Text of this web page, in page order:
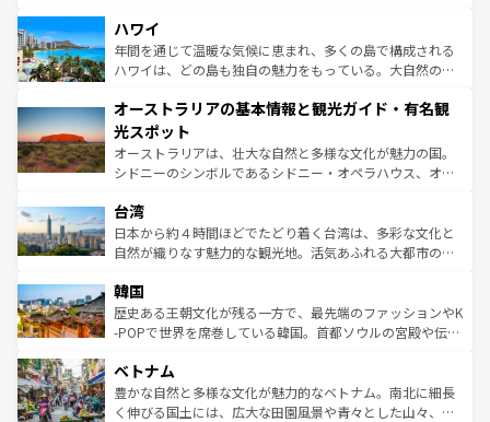
着のスイス情報は
のような巨大都市は、観光、ショッピング、エンターテイ
ンメントが詰まった刺激的なスポットだ。一方、アメリカ
西部には大自然が広がり、グランドキャニオンやイエロー
部のニューオーリンズでは、音楽と美食が融合した独特の
文化が魅力。旅行者はアメリカの各地域で異なる魅力を楽
しみながら、その多様性と豊かな歴史を感じることができ
るだろう。車でのロードトリップや列車の旅も、アメリカ
情報は
ハワイ
年間を通じて温暖な気候に恵まれ、多くの島で構成される
ハワイは、どの島も独自の魅力をもっている。大自然の神
ワイ島は見逃せない。また、定番の観光地といえばオアフ
島だが、静かな自然を求めるならマウイ島やカウアイ島が
おすすめ。エメラルドグリーンに輝く海をはじめ、豊かな
文化や歴史が息づいている。「アロハスピリット」と呼ば
人々、おいしいローカルフードやハワイアンミュージッ
ク、伝統的なフラダンスなど、すべてがハワイの魅力を彩
っている。訪れるたびに新しい発見と感動が待っているハ
はコンテンツ一覧
オーストラリアの基本情報と観光ガイド・有名観
光スポット
オーストラリアは、壮大な自然と多様な文化が魅力の国。
シドニーのシンボルであるシドニー・オペラハウス、オー
リアリーフや大陸中央部にそびえるウルル（エアーズロッ
ク）、タスマニアの美しい原生林やケアンズの熱帯雨林な
ど、見どころがたくさん。また、カフェやワイン、オージ
いる。アクティビティも充実しており、サーフィンやダイ
ビング、ハイキングなど、アウトドア好きにはたまらな
い。オーストラリアの多彩な魅力を存分に味わいつくそ
参照してほしい。
台湾
日本から約４時間ほどでたどり着く台湾は、多彩な文化と
自然が織りなす魅力的な観光地。活気あふれる大都市の台
ン）、静ひつな山岳地帯である台湾東部など、都市の喧騒
と山間の静けさが共存しており、訪れる人に新しい発見と
驚きをもたらしてくれる。また、奥深い台湾の食文化も魅
容にもいいと評判のスイーツなど、バラエティ豊かな料理
が味わえる。 なお、新着の台湾情報は コンテンツ一覧を参
照してほしい。
韓国
歴史ある王朝文化が残る一方で、最先端のファッションやK
-POPで世界を席巻している韓国。首都ソウルの宮殿や伝統
き、地方に足を延ばせば四季折々の自然美を楽しむことが
できる。そして、キムチや焼肉、絶品のストリートフード
まで、さまざまな韓国料理が待っている。夜には、韓国な
ベトナム
豊かな自然と多様な文化が魅力的なベトナム。南北に細長
く伸びる国土には、広大な田園風景や青々とした山々、世